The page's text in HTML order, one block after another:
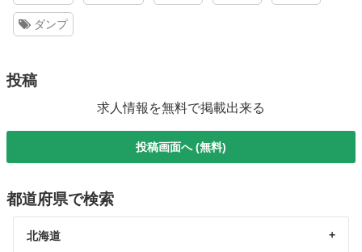
ダンプ
投稿
求人情報を無料で掲載出来る
投稿画面へ (無料)
都道府県で検索
北海道